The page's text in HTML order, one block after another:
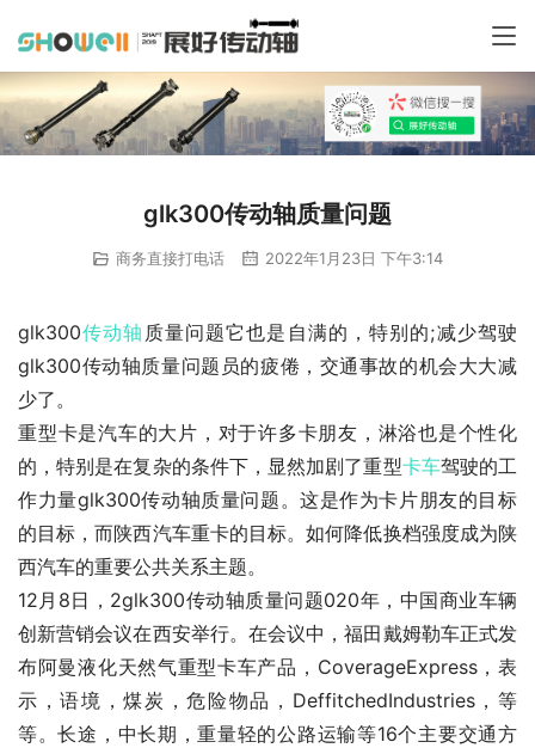
glk300传动轴质量问题
商务直接打电话 2022年1月23日 下午3:14
glk300传动轴 质量问题它也是自满的，特别的;减少驾驶
glk300传动轴质量问题员的疲倦，交通事故的机会大大减
少了。
重型卡是汽车的大片，对于许多卡朋友，淋浴也是个性化
的，特别是在复杂的条件下，显然加剧了重型卡车驾驶的工
作力量glk300传动轴质量问题。这是作为卡片朋友的目标
的目标，而陕西汽车重卡的目标。如何降低换档强度成为陕
西汽车的重要公共关系主题。
12月8日，2glk300传动轴质量问题020年，中国商业车辆
创新营销会议在西安举行。在会议中，福田戴姆勒车正式发
布阿曼液化天然气重型卡车产品，CoverageExpress，表
示，语境，煤炭，危险物品，DeffitchedIndustries，等
等。长途，中长期，重量轻的公路运输等16个主要交通方